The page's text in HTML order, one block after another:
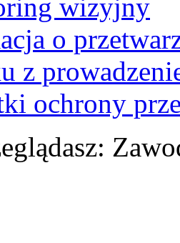
wizyjny
o
z
ochrony